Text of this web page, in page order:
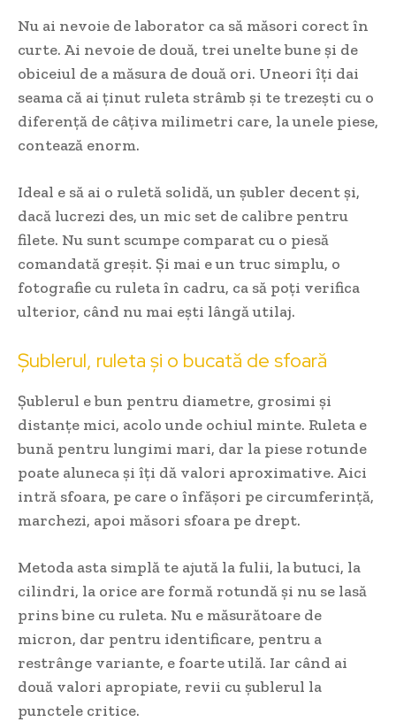
Nu ai nevoie de laborator ca să măsori corect în
curte. Ai nevoie de două, trei unelte bune și de
obiceiul de a măsura de două ori. Uneori îți dai
seama că ai ținut ruleta strâmb și te trezești cu o
diferență de câțiva milimetri care, la unele piese,
contează enorm.
Ideal e să ai o ruletă solidă, un șubler decent și,
dacă lucrezi des, un mic set de calibre pentru
filete. Nu sunt scumpe comparat cu o piesă
comandată greșit. Și mai e un truc simplu, o
fotografie cu ruleta în cadru, ca să poți verifica
ulterior, când nu mai ești lângă utilaj.
Șublerul, ruleta și o bucată de sfoară
Șublerul e bun pentru diametre, grosimi și
distanțe mici, acolo unde ochiul minte. Ruleta e
bună pentru lungimi mari, dar la piese rotunde
poate aluneca și îți dă valori aproximative. Aici
intră sfoara, pe care o înfășori pe circumferință,
marchezi, apoi măsori sfoara pe drept.
Metoda asta simplă te ajută la fulii, la butuci, la
cilindri, la orice are formă rotundă și nu se lasă
prins bine cu ruleta. Nu e măsurătoare de
micron, dar pentru identificare, pentru a
restrânge variante, e foarte utilă. Iar când ai
două valori apropiate, revii cu șublerul la
punctele critice.